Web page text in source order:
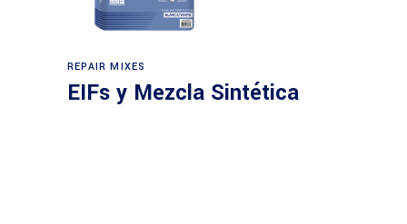
REPAIR MIXES
EIFs y Mezcla Sintética